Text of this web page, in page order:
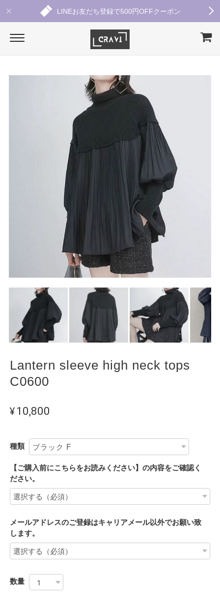
LINEお友だち登録で500円OFFクーポン
Lantern sleeve high neck tops
C0600
¥10,800
種類
【ご購入前にこちらをお読みください】の内容をご確認く
ださい。
メールアドレスのご登録はキャリアメール以外でお願い致
します。
数量